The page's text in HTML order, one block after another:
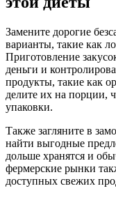
Замените дорогие
варианты, такие как
Приготовление
деньги и
продукты, такие как
делите их на порции,
упаковки.
Также загляните в
найти выгодные
дольше хранятся и
фермерские рынки
доступных свежих